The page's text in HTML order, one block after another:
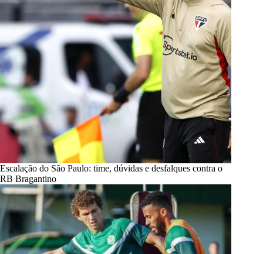
Escalação do São Paulo: time, dúvidas e desfalques contra o
RB Bragantino